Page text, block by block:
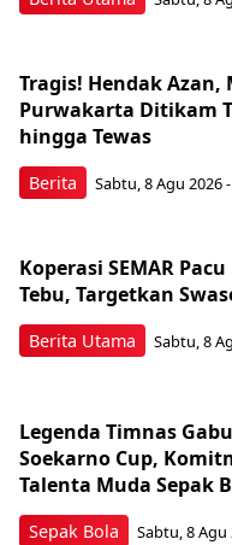
Berita
Tragis! Hendak Azan,
Purwakarta Ditikam
hingga Tewas
Sabtu, 8 Agu 2026
Berita Utama
Koperasi SEMAR
Tebu, Targetkan
Sabtu, 8
Sepak Bola
Legenda Timnas
Soekarno Cup,
Talenta Muda Sepak
Sabtu, 8 Agu